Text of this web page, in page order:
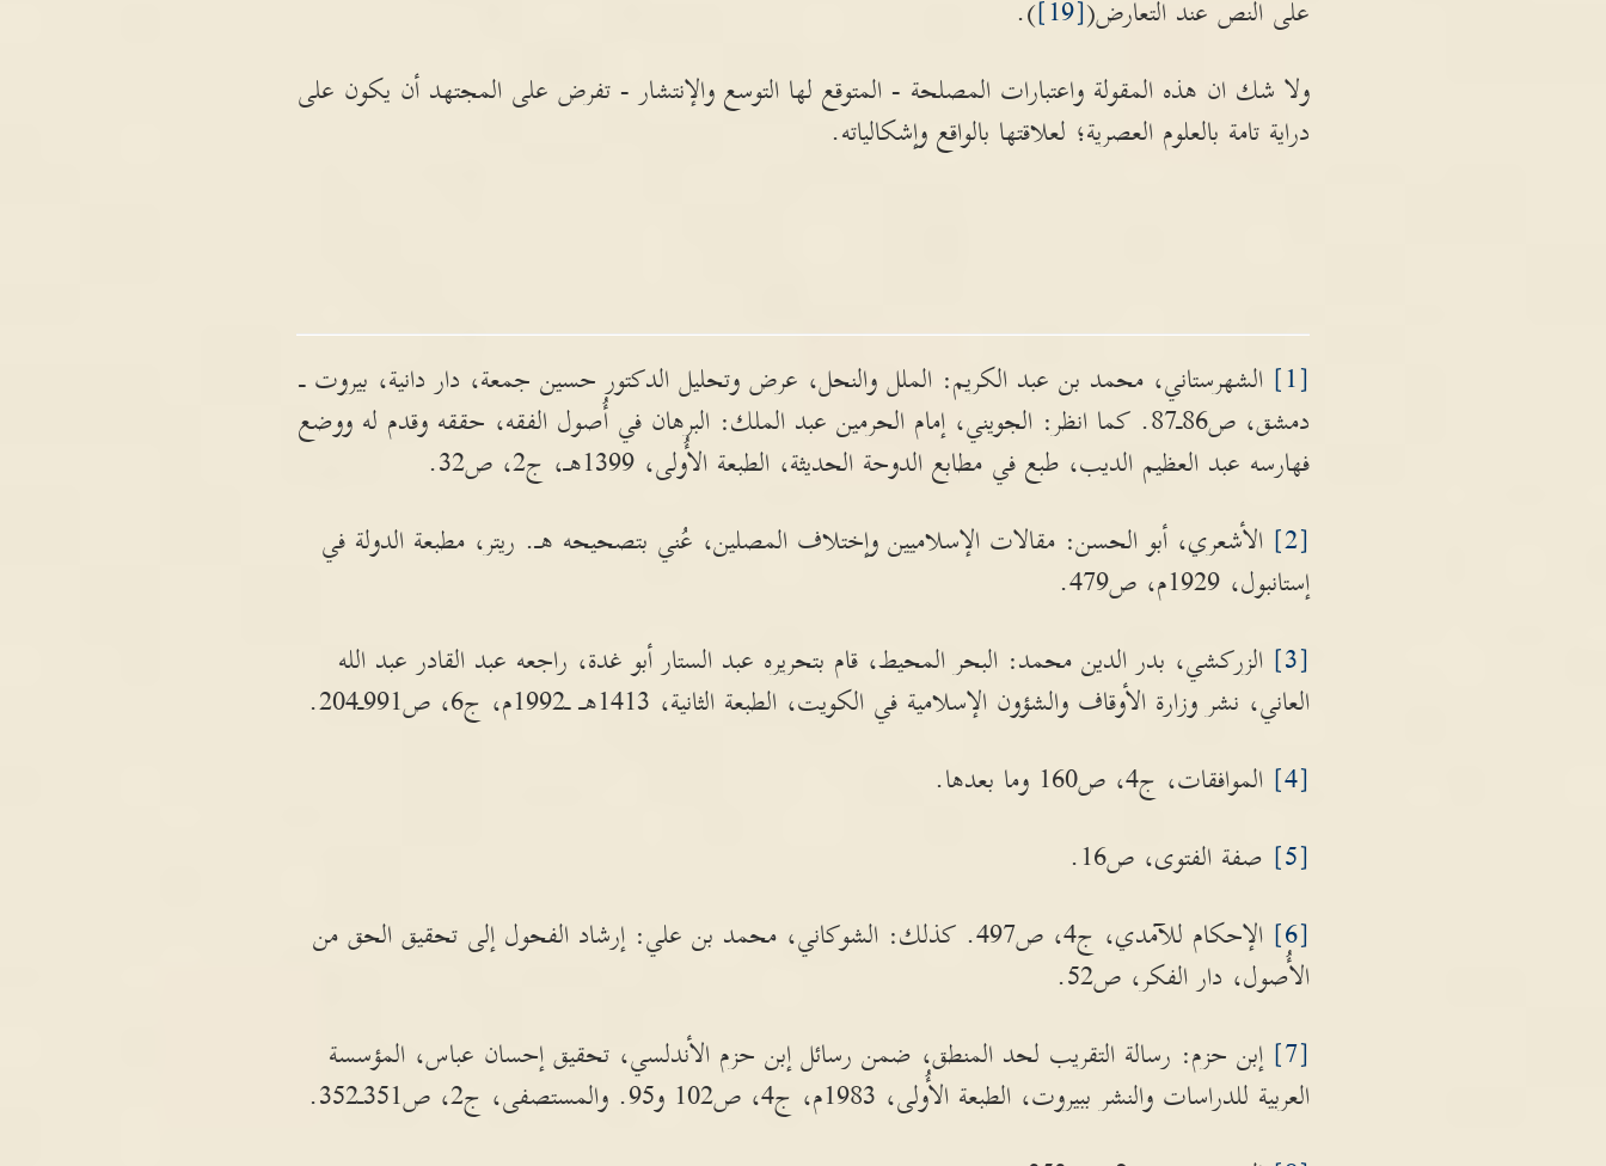
على النص عند التعارض([19]
).
ولا شك ان هذه المقولة واعتبارات المصلحة - المتوقع لها التوسع والإنتشار - تفرض على المجتهد أن يكون على
دراية تامة بالعلوم العصرية؛ لعلاقتها بالواقع وإشكالياته.
[1]
الشهرستاني، محمد بن عبد الكريم: الملل والنحل، عرض وتحليل الدكتور حسين جمعة، دار دانية، بيروت ـ
دمشق، ص86ـ87. كما انظر: الجويني، إمام الحرمين عبد الملك: البرهان في أُصول الفقه، حققه وقدم له ووضع
فهارسه عبد العظيم الديب، طبع في مطابع الدوحة الحديثة، الطبعة الأُولى، 1399هـ، ج2، ص32.
[2]
الأشعري، أبو الحسن: مقالات الإسلاميين وإختلاف المصلين، عُني بتصحيحه هـ. ريتر، مطبعة الدولة في
إستانبول، 1929م، ص479.
[3]
الزركشي، بدر الدين محمد: البحر المحيط، قام بتحريره عبد الستار أبو غدة، راجعه عبد القادر عبد الله
العاني، نشر وزارة الأوقاف والشؤون الإسلامية في الكويت، الطبعة الثانية، 1413هـ ـ1992م، ج6، ص991ـ204.
[4]
الموافقات، ج4، ص160 وما بعدها.
[5]
صفة الفتوى، ص16.
[6]
الإحكام للآمدي، ج4، ص497. كذلك: الشوكاني، محمد بن علي: إرشاد الفحول إلى تحقيق الحق من
الأُصول، دار الفكر، ص52.
[7]
إبن حزم: رسالة التقريب لحد المنطق، ضمن رسائل إبن حزم الأندلسي، تحقيق إحسان عباس، المؤسسة
العربية للدراسات والنشر ببيروت، الطبعة الأُولى، 1983م، ج4، ص102 و95. والمستصفى، ج2، ص351ـ352.